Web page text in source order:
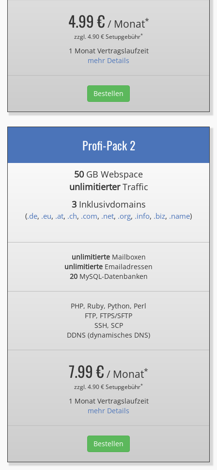
4.99 € / Monat*
zzgl. 4.90 € Setupgebühr*
1 Monat Vertragslaufzeit
mehr Details
Bestellen
Profi-Pack 2
50 GB Webspace
unlimitierterTraffic
3Inklusivdomains
(.de, .eu, .at, .ch, .com, .net, .org, .info, .biz, .name)
unlimitierteMailboxen
unlimitierte Emailadressen
20MySQL-Datenbanken
PHP, Ruby, Python, Perl
FTP, FTPS/SFTP
SSH, SCP
DDNS (dynamisches DNS)
7.99 € / Monat*
zzgl. 4.90 € Setupgebühr*
1 Monat Vertragslaufzeit
mehr Details
Bestellen